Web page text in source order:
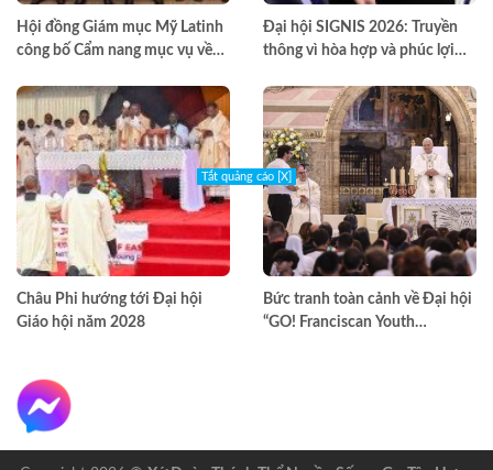
Hội đồng Giám mục Mỹ Latinh
công bố Cẩm nang mục vụ về
Đại hội SIGNIS 2026: Truyền
thông vì hòa hợp và phúc lợi
Châu Phi hướng tới Đại hội
Giáo hội năm 2028
Bức tranh toàn cảnh về Đại hội
“GO! Franciscan Youth
Tắt quảng cáo [X]